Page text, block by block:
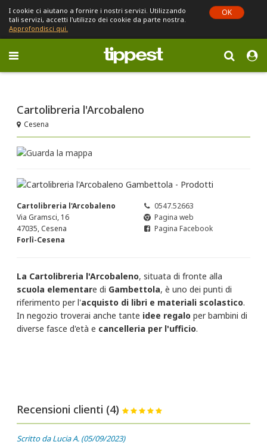
I cookie ci aiutano a fornire i nostri servizi. Utilizzando
tali servizi, accetti l'utilizzo dei cookie da parte nostra.
Approfondisci qui.
OK
Toggle
navigation
Cartolibreria l'Arcobaleno
Cesena
Cartolibreria l'Arcobaleno
Via Gramsci, 16
47035, Cesena
Forlì-Cesena
0547.52663
Pagina web
Pagina Facebook
La Cartolibreria l'Arcobaleno, situata di fronte alla
scuola elementare di Gambettola, è uno dei punti di
riferimento per l'acquisto di libri e materiali scolastico.
In negozio troverai anche tante idee regaloper bambini di
diverse fasce d'età e cancelleria per l'ufficio.
Recensioni clienti (4)
Scritto da Lucia A. (05/09/2023)